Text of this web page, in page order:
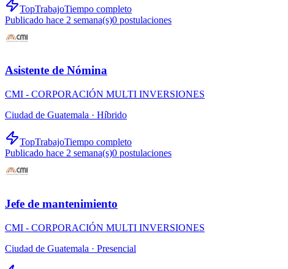
TopTrabajoTiempo completo
Publicado hace 2 semana(s)0 postulaciones
Asistente de Nómina
CMI - CORPORACIÓN MULTI INVERSIONES
Ciudad de Guatemala · Híbrido
TopTrabajoTiempo completo
Publicado hace 2 semana(s)0 postulaciones
Jefe de mantenimiento
CMI - CORPORACIÓN MULTI INVERSIONES
Ciudad de Guatemala · Presencial